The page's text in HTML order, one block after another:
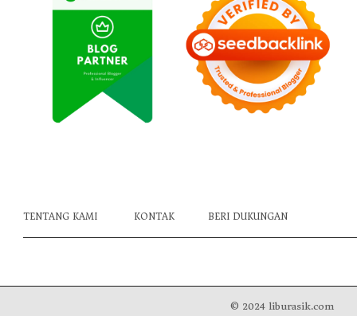
TENTANG KAMI KONTAK BERI DUKUNGAN
© 2024 liburasik.com